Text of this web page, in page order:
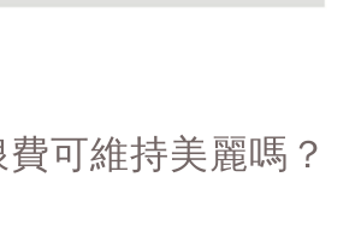
可維持美麗嗎？